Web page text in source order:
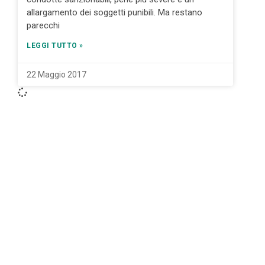
allargamento dei soggetti punibili. Ma restano
parecchi
LEGGI TUTTO »
22 Maggio 2017